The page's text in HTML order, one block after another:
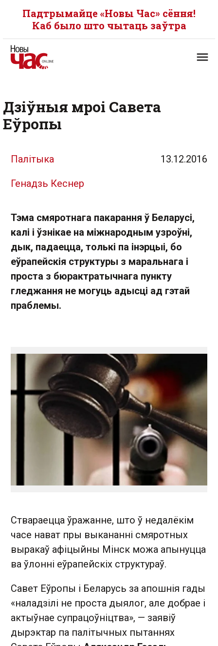
Падтрымайце «Новы Час» сёння!
Каб было што чытаць заўтра
Дзіўныя мроі Савета
Еўропы
Палітыка 13.12.2016
Генадзь Кеснер
Тэма смяротнага пакарання ў Беларусі,
калі і ўзнікае на міжнародным узроўні,
дык, падаецца, толькі па інэрцыі, бо
еўрапейскія структуры з маральнага і
проста з бюрактратычнага пункту
гледжання не могуць адысці ад гэтай
праблемы.
Ствараецца ўражанне, што ў недалёкім
часе нават пры выкананні смяротных
выракаў афіцыйны Мінск можа апынуцца
ва ўлонні еўрапейскіх структураў.
Савет Еўропы і Беларусь за апошнія гады
«наладзілі не проста дыялог, але добрае і
актыўнае супрацоўніцтва», — заявіў
дырэктар па палітычных пытаннях